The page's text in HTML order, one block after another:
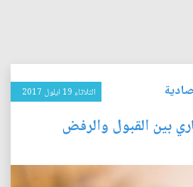
الثلاثاء 19 ايلول 2017
بين القبول والرفض